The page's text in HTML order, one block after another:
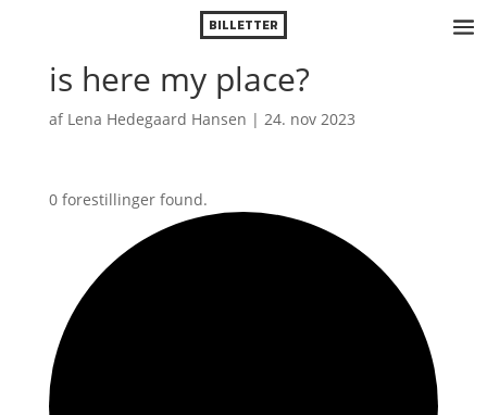
BILLETTER
is here my place?
af Lena Hedegaard Hansen | 24. nov 2023
0 forestillinger found.